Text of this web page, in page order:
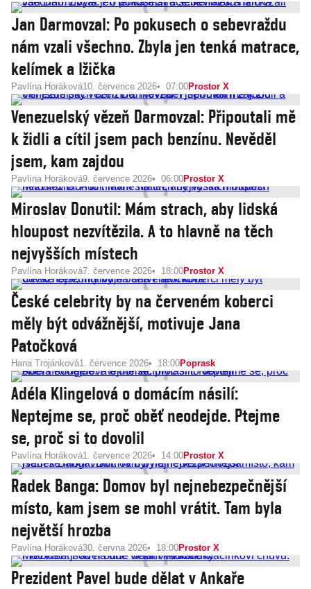
Jan Darmovzal: Po pokusech o sebevraždu
nám vzali všechno. Zbyla jen tenká matrace,
kelímek a lžička
Pavlína Horáková10. července 2026 07:00Prostor X
Venezuelský vězeň Darmovzal: Připoutali mě
k židli a cítil jsem pach benzínu. Nevěděl
jsem, kam zajdou
Pavlína Horáková9. července 2026 06:00Prostor X
Miroslav Donutil: Mám strach, aby lidská
hloupost nezvítězila. A to hlavně na těch
nejvyšších místech
Pavlína Horáková7. července 2026 18:00Prostor X
České celebrity by na červeném koberci
měly být odvážnější, motivuje Jana
Patočková
Hana Trojánková1. července 2026 18:00Poprask
Adéla Klingelová o domácím násilí:
Neptejme se, proč oběť neodejde. Ptejme
se, proč si to dovolil
Pavlína Horáková1. července 2026 14:00Prostor X
Radek Banga: Domov byl nejnebezpečnější
místo, kam jsem se mohl vrátit. Tam byla
největší hrozba
Pavlína Horáková30. června 2026 18:00Prostor X
Prezident Pavel bude dělat v Ankaře